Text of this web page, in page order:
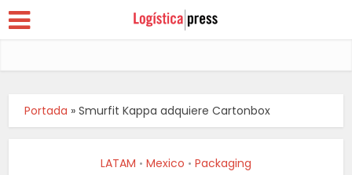
Portada »Smurfit Kappa adquiere Cartonbox
LATAM • Mexico • Packaging